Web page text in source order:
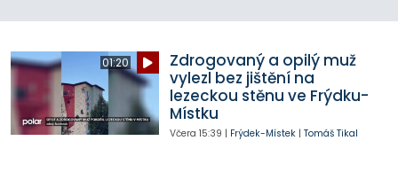
01:20
Zdrogovaný a opilý muž
vylezl bez jištění na
lezeckou stěnu ve Frýdku-
Místku
Včera 15:39 | Frýdek-Místek| Tomáš Tikal